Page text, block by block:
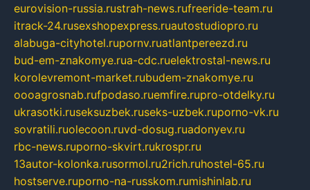
eurovision-russia.rustrah-news.rufreeride-team.ru
itrack-24.rusexshopexpress.ruautostudiopro.ru
alabuga-cityhotel.rupornv.ruatlantpereezd.ru
bud-em-znakomye.rua-cdc.ruelektrostal-news.ru
korolevremont-market.rubudem-znakomye.ru
oooagrosnab.rufpodaso.ruemfire.rupro-otdelky.ru
ukrasotki.ruseksuzbek.ruseks-uzbek.ruporno-vk.ru
sovratili.ruolecoon.ruvd-dosug.ruadonyev.ru
rbc-news.ruporno-skvirt.rukrospr.ru
13autor-kolonka.rusormol.ru2rich.ruhostel-65.ru
hostserve.ruporno-na-russkom.rumishinlab.ru